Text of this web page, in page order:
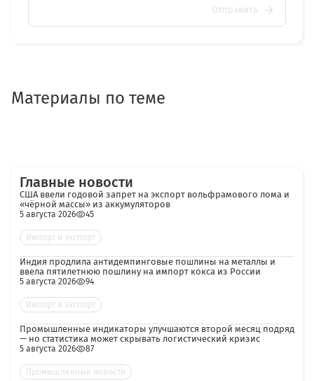
Отправить
Материалы по теме
Главные новости
США ввели годовой запрет на экспорт вольфрамового лома и
«чёрной массы» из аккумуляторов
5 августа 2026 45
Импорт и экспорт
Индия продлила антидемпинговые пошлины на металлы и
ввела пятилетнюю пошлину на импорт кокса из России
5 августа 2026 94
Импорт и экспорт
Промышленные индикаторы улучшаются второй месяц подряд
— но статистика может скрывать логистический кризис
5 августа 2026 87
Промышленные новости